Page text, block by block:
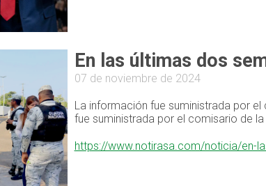
En las últimas dos
07 de noviembre de 2024
La información fue suministrada por
fue suministrada por el comisario de
https://www.notirasa.com/noticia/en-